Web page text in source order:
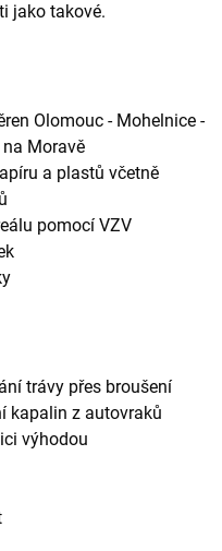
jako takové.
Olomouc - Mohelnice -
na Moravě
a plastů včetně
pomocí VZV
trávy přes broušení
kapalin z autovraků
výhodou